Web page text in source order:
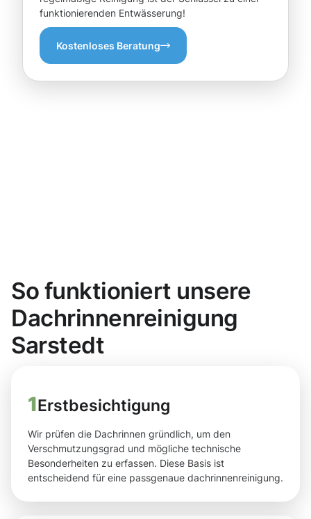
funktionierenden Entwässerung!
Kostenloses Beratung
So funktioniert unsere
Dachrinnenreinigung
Sarstedt
1Erstbesichtigung
Wir prüfen die Dachrinnen gründlich, um den
Verschmutzungsgrad und mögliche technische
Besonderheiten zu erfassen. Diese Basis ist
entscheidend für eine passgenaue dachrinnenreinigung.